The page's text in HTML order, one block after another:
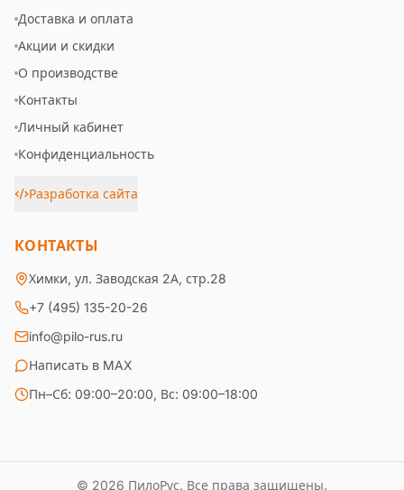
Доставка и оплата
Акции и скидки
О производстве
Контакты
Личный кабинет
Конфиденциальность
Разработка сайта
КОНТАКТЫ
Химки, ул. Заводская 2А, стр.28
+7 (495) 135-20-26
info@pilo-rus.ru
Написать в MAX
Пн–Сб: 09:00–20:00, Вс: 09:00–18:00
© 2026 ПилоРус. Все права защищены.